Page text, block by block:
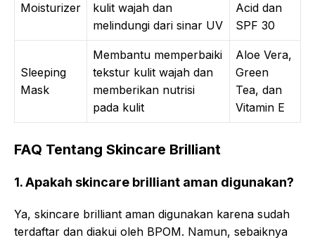
Moisturizer
kulit wajah dan
melindungi dari sinar UV
Acid dan
SPF 30
Sleeping
Mask
Membantu memperbaiki
tekstur kulit wajah dan
memberikan nutrisi
pada kulit
Aloe Vera,
Green
Tea, dan
Vitamin E
FAQ Tentang Skincare Brilliant
1. Apakah skincare brilliant aman digunakan?
Ya, skincare brilliant aman digunakan karena sudah
terdaftar dan diakui oleh BPOM. Namun, sebaiknya